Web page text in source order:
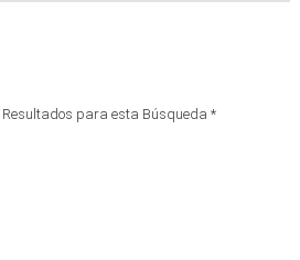
Resultados para esta Búsqueda *